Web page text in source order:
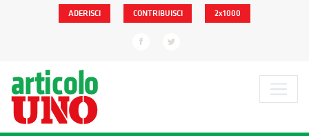
ADERISCI CONTRIBUISCI 2x1000